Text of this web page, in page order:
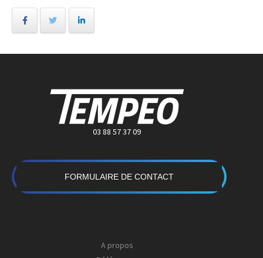
03 88 57 37 09
FORMULAIRE DE CONTACT
A propos